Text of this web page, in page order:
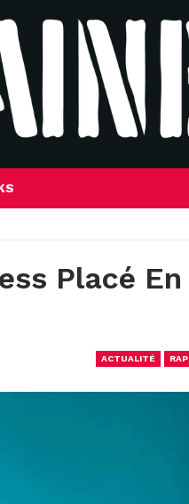
Placé En
ACTUALITÉ RAP